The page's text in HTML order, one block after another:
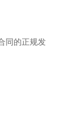
同的正规发